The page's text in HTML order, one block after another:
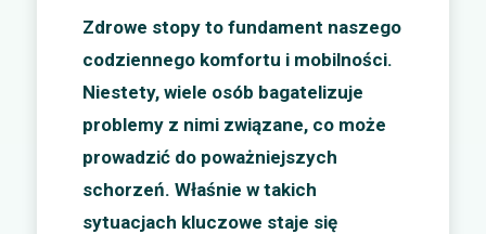
Zdrowe stopy to fundament naszego
codziennego komfortu i mobilności.
Niestety, wiele osób bagatelizuje
problemy z nimi związane, co może
prowadzić do poważniejszych
schorzeń. Właśnie w takich
sytuacjach kluczowe staje się